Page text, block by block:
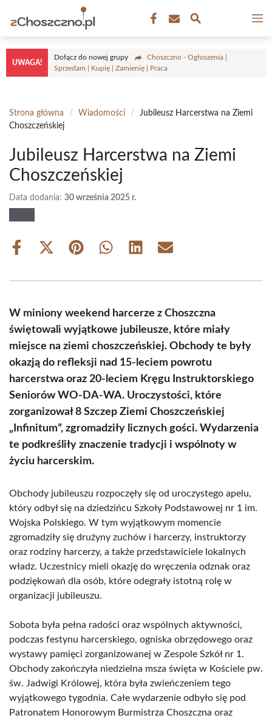
treści
UWAGA!
Dołącz do nowej grupy
Choszczno - Ogłoszenia |
Sprzedam | Kupię | Zamienię | Praca
Strona główna / Wiadomości /
Jubileusz Harcerstwa na Ziemi
Choszczeńskiej
Jubileusz Harcerstwa na Ziemi
Choszczeńskiej
Data dodania: 30 września 2025 r.
Share
Share
(Twitter)
Share Share Share Share
W miniony weekend harcerze z Choszczna
świętowali wyjątkowe jubileusze, które miały
miejsce na ziemi choszczeńskiej. Obchody te były
okazją do refleksji nad 15-leciem powrotu
harcerstwa oraz 20-leciem Kręgu Instruktorskiego
Seniorów WO-DA-WA. Uroczystości, które
zorganizował 8 Szczep Ziemi Choszczeńskiej
„Infinitum”, zgromadziły licznych gości. Wydarzenia
te podkreśliły znaczenie tradycji i wspólnoty w
życiu harcerskim.
Obchody jubileuszu rozpoczęły się od uroczystego apelu,
który odbył się na dziedzińcu Szkoły Podstawowej nr 1 im.
Wojska Polskiego. W tym wyjątkowym momencie
zgromadziły się drużyny zuchów i harcerzy, instruktorzy
oraz rodziny harcerzy, a także przedstawiciele lokalnych
władz. Uczestnicy mieli okazję do wręczenia odznak oraz
podziękowań dla osób, które odegrały istotną rolę w
organizacji jubileuszu.
Sobota była pełna radości oraz wspólnych aktywności,
podczas festynu harcerskiego, ogniska obrzędowego oraz
wystawy pamięci zorganizowanej w Zespole Szkół nr 1.
Obchody zakończyła niedzielna msza święta w Kościele pw.
św. Jadwigi Królowej, która była zwieńczeniem tego
wyjątkowego tygodnia. Całe wydarzenie odbyło się pod
Patronatem Honorowym Burmistrza Choszczna oraz